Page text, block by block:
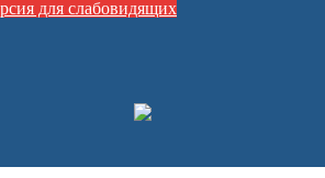
для слабовидящих